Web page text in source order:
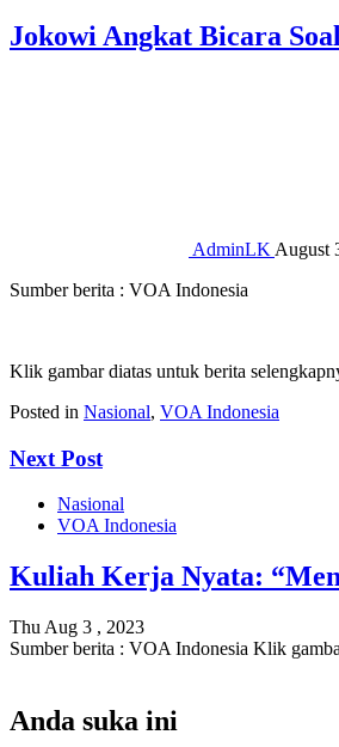
Jokowi Angkat Bicara
AdminLK August
Sumber berita : VOA Indonesia
Klik gambar diatas untuk berita
Posted in Nasional, VOA Indonesia
Next Post
Nasional
VOA Indonesia
Kuliah Kerja Nyata:
Thu Aug 3 , 2023
Sumber berita : VOA Indonesia Klik
Anda suka ini